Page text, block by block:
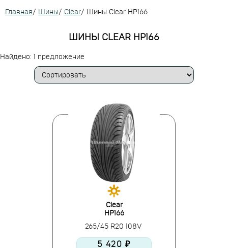
Главная/ Шины/ Clear/ Шины Clear HP166
ШИНЫ CLEAR HP166
Найдено: 1 предложение
Clear
HP166
265/45 R20 108V
5 420 ₽